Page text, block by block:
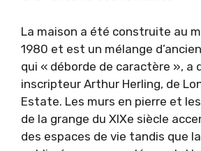
La maison a été construite au
1980 et est un mélange
qui « déborde de caractère », a
inscripteur Arthur Herling, de
Estate. Les murs en pierre et
de la grange du XIXe siècle
des espaces de vie tandis que